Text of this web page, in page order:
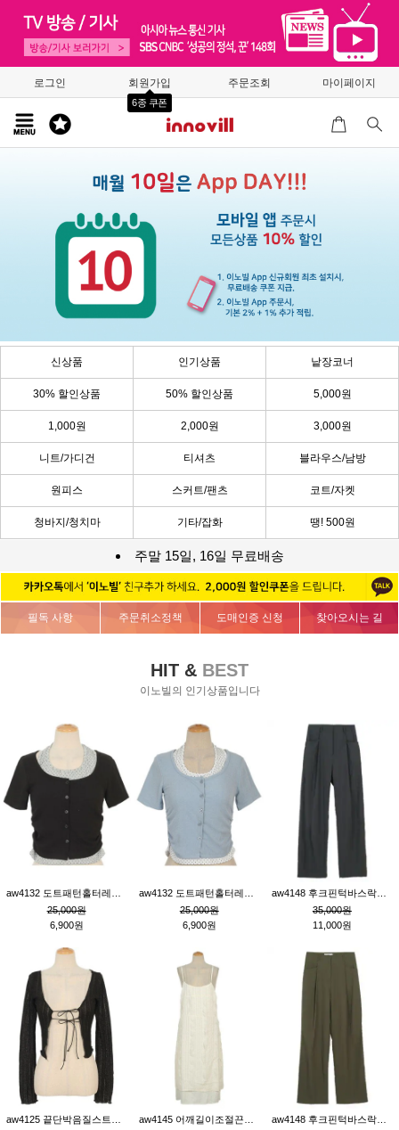
로그인 회원가입
6종 쿠폰
주문조회 마이페이지
신상품 인기상품 낱장코너
30% 할인상품 50% 할인상품 5,000원
1,000원 2,000원 3,000원
니트/가디건 티셔츠 블라우스/남방
원피스 스커트/팬츠 코트/자켓
청바지/청치마 기타/잡화 땡! 500원
주말 15일, 16일 무료배송
필독 사항 주문취소정책 도매인증 신청 찾아오시는 길
HIT & BEST
이노빌의 인기상품입니다
25,000원
6,900원
25,000원
6,900원
35,000원
11,000원